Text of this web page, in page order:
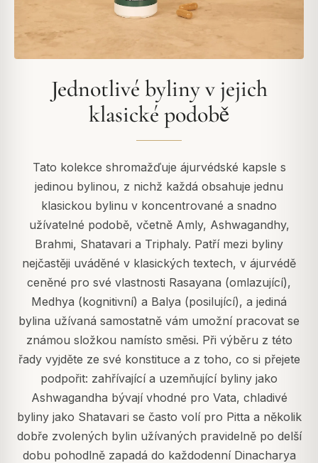
Jednotlivé byliny v jejich
klasické podobě
Tato kolekce shromažďuje ájurvédské kapsle s
jedinou bylinou, z nichž každá obsahuje jednu
klasickou bylinu v koncentrované a snadno
užívatelné podobě, včetně Amly, Ashwagandhy,
Brahmi, Shatavari a Triphaly. Patří mezi byliny
nejčastěji uváděné v klasických textech, v ájurvédě
ceněné pro své vlastnosti Rasayana (omlazující),
Medhya (kognitivní) a Balya (posilující), a jediná
bylina užívaná samostatně vám umožní pracovat se
známou složkou namísto směsi. Při výběru z této
řady vyjděte ze své konstituce a z toho, co si přejete
podpořit: zahřívající a uzemňující byliny jako
Ashwagandha bývají vhodné pro Vata, chladivé
byliny jako Shatavari se často volí pro Pitta a několik
dobře zvolených bylin užívaných pravidelně po delší
dobu pohodlně zapadá do každodenní Dinacharya